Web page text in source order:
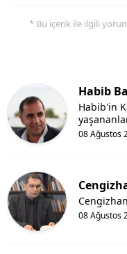
* Bu içerik ile ilgili
Habib
08 Ağustos
Habib'in
08 Ağustos